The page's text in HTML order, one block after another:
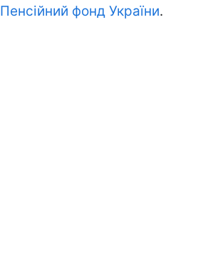
Пенсійний фонд України.